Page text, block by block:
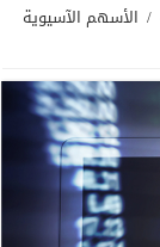
/ الأسهم الآسيوية